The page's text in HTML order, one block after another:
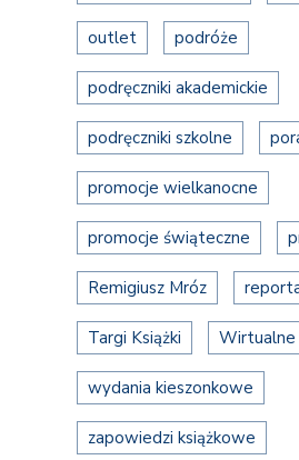
outlet podróże
podręczniki akademickie
podręczniki szkolne
promocje wielkanocne
promocje świąteczne
Remigiusz Mróz
Targi Książki Wirtualne
wydania kieszonkowe
zapowiedzi książkowe